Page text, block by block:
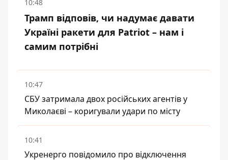
10:48
Трамп відповів, чи надумає давати
Україні ракети для Patriot – нам і
самим потрібні
10:47
СБУ затримала двох російських агентів у
Миколаєві – коригували удари по місту
10:41
Укренерго повідомило про відключення